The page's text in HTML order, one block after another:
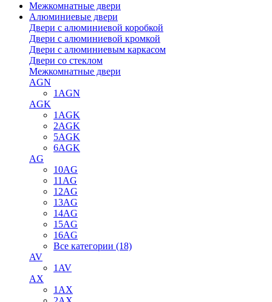
Межкомнатные двери
Алюминиевые двери
Двери с алюминиевой коробкой
Двери с алюминиевой кромкой
Двери с алюминиевым каркасом
Двери со стеклом
Межкомнатные двери
AGN
1AGN
AGK
1AGK
2AGK
5AGK
6AGK
AG
10AG
11AG
12AG
13AG
14AG
15AG
16AG
Все категории (18)
AV
1AV
AX
1AX